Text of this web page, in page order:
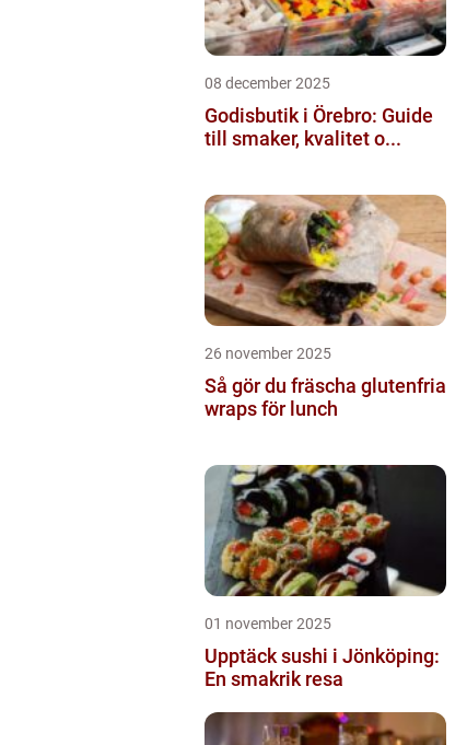
08 december 2025
Godisbutik i Örebro: Guide
till smaker, kvalitet o...
26 november 2025
Så gör du fräscha glutenfria
wraps för lunch
01 november 2025
Upptäck sushi i Jönköping:
En smakrik resa